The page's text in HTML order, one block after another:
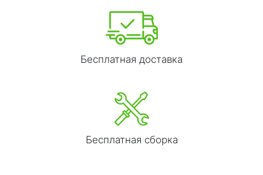
Бесплатная доставка
Бесплатная сборка